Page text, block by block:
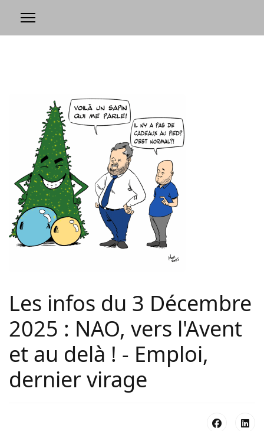
Les infos du 3 Décembre
2025 : NAO, vers l'Avent
et au delà ! - Emploi,
dernier virage